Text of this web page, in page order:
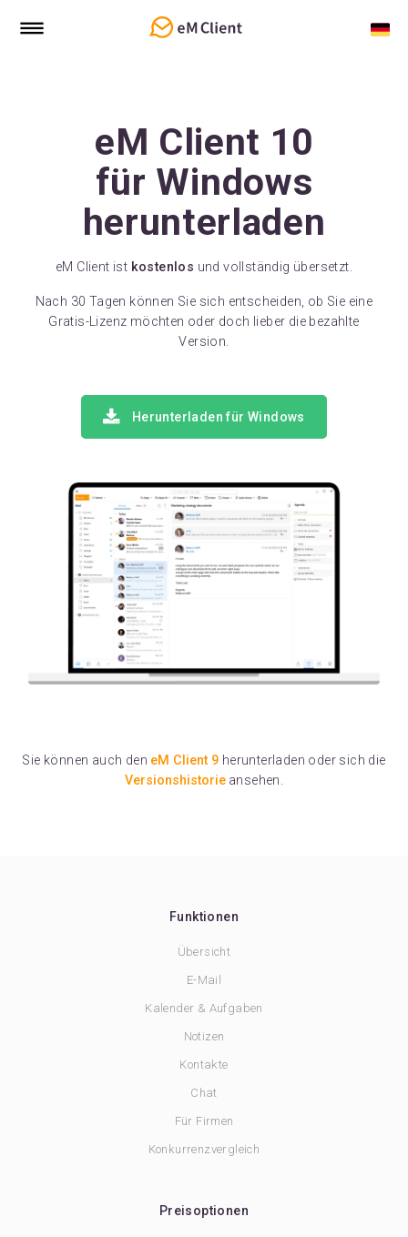
eM Client 10
für Windows
herunterladen
eM Client ist kostenlos und vollständig übersetzt.
Nach 30 Tagen können Sie sich entscheiden, ob Sie eine
Gratis-Lizenz möchten oder doch lieber die bezahlte
Version.
Herunterladen für Windows
Sie können auch den eM Client 9 herunterladen oder sich die
Versionshistorieansehen.
Funktionen
Übersicht
E-Mail
Kalender & Aufgaben
Notizen
Kontakte
Chat
Für Firmen
Konkurrenzvergleich
Preisoptionen